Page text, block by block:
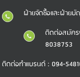
ฝ่ายจัดซื้อและฝ่าย
ติดต่อสมัคร
8038753
ติดต่อทำแบรนด์ : 094-